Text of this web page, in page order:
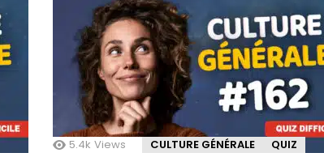
5.4k Views CULTURE GÉNÉRALE QUIZ